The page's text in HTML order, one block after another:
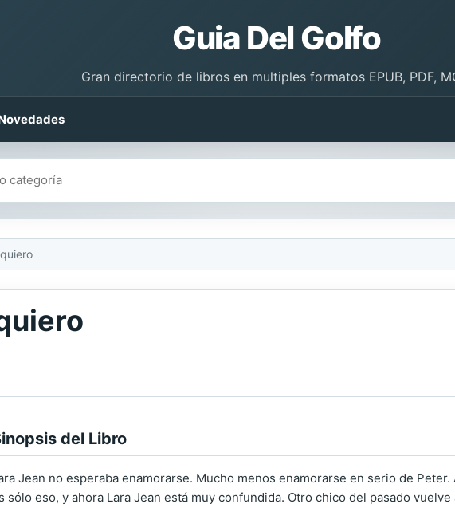
Guia Del Golfo
Gran directorio de libros en multiples formatos EPUB, PDF,
del Libro
Jean no esperaba enamorarse. Mucho menos enamorarse en serio de
sólo eso, y ahora Lara Jean está muy confundida. Otro chico del pasado